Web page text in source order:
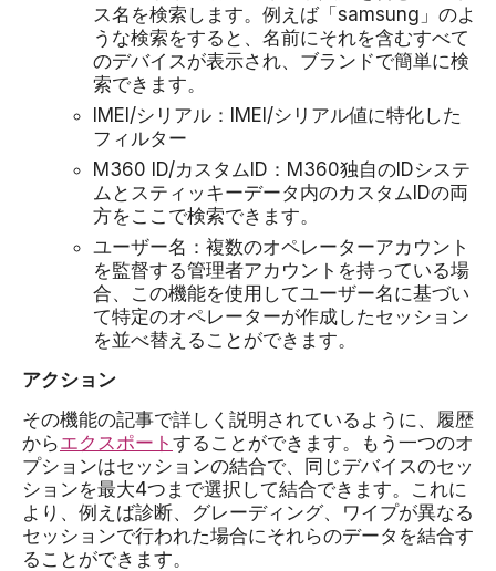
ス名を検索します。例えば「samsung」のよ
うな検索をすると、名前にそれを含むすべて
のデバイスが表示され、ブランドで簡単に検
索できます。
IMEI/シリアル：IMEI/シリアル値に特化した
フィルター
M360 ID/カスタムID：M360独自のIDシステ
ムとスティッキーデータ内のカスタムIDの両
方をここで検索できます。
ユーザー名：複数のオペレーターアカウント
を監督する管理者アカウントを持っている場
合、この機能を使用してユーザー名に基づい
て特定のオペレーターが作成したセッション
を並べ替えることができます。
アクション
その機能の記事で詳しく説明されているように、履歴
からエクスポート することができます。もう一つのオ
プションはセッションの結合で、同じデバイスのセッ
ションを最大4つまで選択して結合できます。これに
より、例えば診断、グレーディング、ワイプが異なる
セッションで行われた場合にそれらのデータを結合す
ることができます。